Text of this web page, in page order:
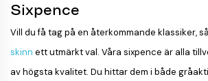
Sixpence
Vill du få tag på en återkommande klassiker,
skinn ett utmärkt val. Våra sixpence är alla
av högsta kvalitet. Du hittar dem i både